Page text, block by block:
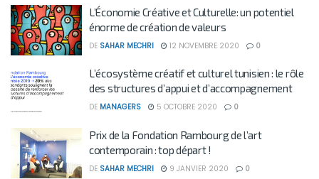
L’Économie Créative et Culturelle: un potentiel
énorme de création de valeurs
DE SAHAR MECHRI 12 NOVEMBRE 2020 0
L’écosystème créatif et culturel tunisien : le rôle
des structures d’appui et d’accompagnement
DE MANAGERS 5 OCTOBRE 2020 0
Prix de la Fondation Rambourg de l’art
contemporain : top départ !
DE SAHAR MECHRI 9 JANVIER 2020 0